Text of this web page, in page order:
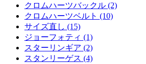
クロムハーツバックル (2)
クロムハーツベルト (10)
サイズ直し (15)
ジョーフォティ (1)
スターリンギア (2)
スタンリーゲス (4)